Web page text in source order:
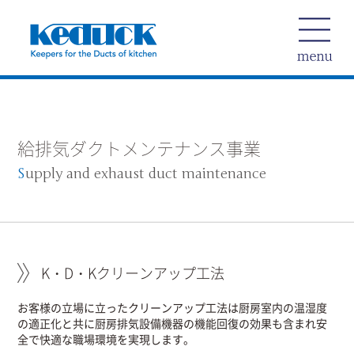
給排気ダクトメンテナンス事業
Supply and exhaust duct maintenance
K・D・Kクリーンアップ工法
お客様の立場に立ったクリーンアップ工法は厨房室内の温湿度
の適正化と共に厨房排気設備機器の機能回復の効果も含まれ安
全で快適な職場環境を実現します。